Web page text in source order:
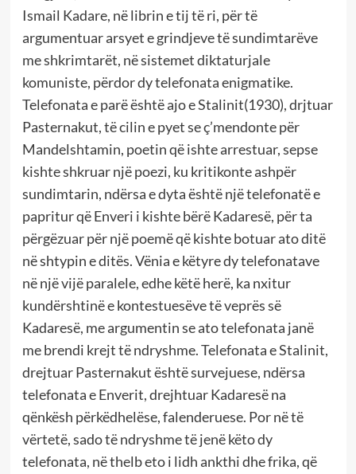
Ismail Kadare, në librin e tij të ri, për të
argumentuar arsyet e grindjeve të sundimtarëve
me shkrimtarët, në sistemet diktaturjale
komuniste, përdor dy telefonata enigmatike.
Telefonata e parë është ajo e Stalinit(1930), drjtuar
Pasternakut, të cilin e pyet se ç’mendonte për
Mandelshtamin, poetin që ishte arrestuar, sepse
kishte shkruar një poezi, ku kritikonte ashpër
sundimtarin, ndërsa e dyta është një telefonatë e
papritur që Enveri i kishte bërë Kadaresë, për ta
përgëzuar për një poemë që kishte botuar ato ditë
në shtypin e ditës. Vënia e këtyre dy telefonatave
në një vijë paralele, edhe këtë herë, ka nxitur
kundërshtinë e kontestuesëve të veprës së
Kadaresë, me argumentin se ato telefonata janë
me brendi krejt të ndryshme. Telefonata e Stalinit,
drejtuar Pasternakut është survejuese, ndërsa
telefonata e Enverit, drejhtuar Kadaresë na
qënkësh përkëdhelëse, falenderuese. Por në të
vërtetë, sado të ndryshme të jenë këto dy
telefonata, në thelb eto i lidh ankthi dhe frika, që